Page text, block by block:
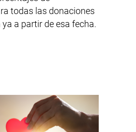
todas las donaciones
a partir de esa fecha.